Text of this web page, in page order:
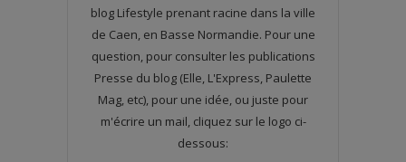
blog Lifestyle prenant racine dans la ville
de Caen, en Basse Normandie. Pour une
question, pour consulter les publications
Presse du blog (Elle, L'Express, Paulette
Mag, etc), pour une idée, ou juste pour
m'écrire un mail, cliquez sur le logo ci-
dessous: